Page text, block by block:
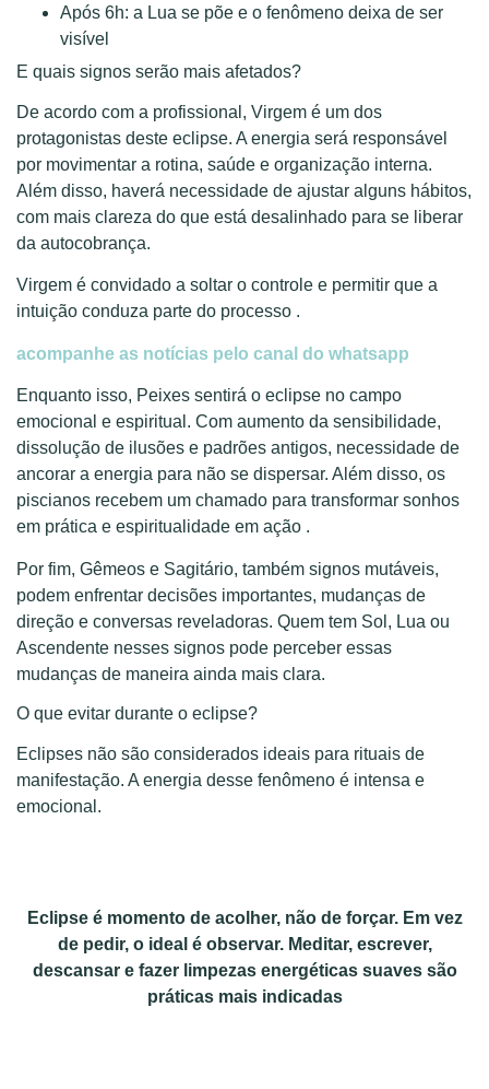
Após 6h: a Lua se põe e o fenômeno deixa de ser
visível
E quais signos serão mais afetados?
De acordo com a profissional, Virgem é um dos
protagonistas deste eclipse. A energia será responsável
por movimentar a rotina, saúde e organização interna.
Além disso, haverá necessidade de ajustar alguns hábitos,
com mais clareza do que está desalinhado para se liberar
da autocobrança.
Virgem é convidado a soltar o controle e permitir que a
intuição conduza parte do processo .
acompanhe as notícias pelo canal do whatsapp
Enquanto isso, Peixes sentirá o eclipse no campo
emocional e espiritual. Com aumento da sensibilidade,
dissolução de ilusões e padrões antigos, necessidade de
ancorar a energia para não se dispersar. Além disso, os
piscianos recebem um chamado para transformar sonhos
em prática e espiritualidade em ação .
Por fim, Gêmeos e Sagitário, também signos mutáveis,
podem enfrentar decisões importantes, mudanças de
direção e conversas reveladoras. Quem tem Sol, Lua ou
Ascendente nesses signos pode perceber essas
mudanças de maneira ainda mais clara.
O que evitar durante o eclipse?
Eclipses não são considerados ideais para rituais de
manifestação. A energia desse fenômeno é intensa e
emocional.
Eclipse é momento de acolher, não de forçar. Em vez
de pedir, o ideal é observar. Meditar, escrever,
descansar e fazer limpezas energéticas suaves são
práticas mais indicadas